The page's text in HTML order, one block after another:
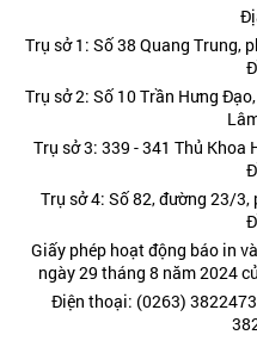
Trụ sở 1: Số 38 Quang Trung,
Trụ sở 2: Số 10 Trần Hưng
Trụ sở 3: 339 - 341 Thủ Khoa
Trụ sở 4: Số 82, đường 23/
Giấy phép hoạt động báo in
ngày 29 tháng 8 năm 2024
Điện thoại: (0263)